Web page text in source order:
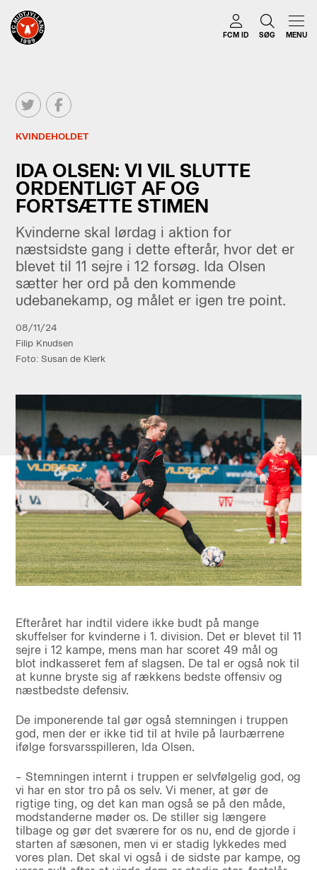
FCM ID SØG MENU
KVINDEHOLDET
IDA OLSEN: VI VIL SLUTTE
ORDENTLIGT AF OG
FORTSÆTTE STIMEN
Kvinderne skal lørdag i aktion for
næstsidste gang i dette efterår, hvor det er
blevet til 11 sejre i 12 forsøg. Ida Olsen
sætter her ord på den kommende
udebanekamp, og målet er igen tre point.
08/11/24
Filip Knudsen
Foto: Susan de Klerk
Efteråret har indtil videre ikke budt på mange
skuffelser for kvinderne i 1. division. Det er blevet til 11
sejre i 12 kampe, mens man har scoret 49 mål og
blot indkasseret fem af slagsen. De tal er også nok til
at kunne bryste sig af rækkens bedste offensiv og
næstbedste defensiv.
De imponerende tal gør også stemningen i truppen
god, men der er ikke tid til at hvile på laurbærrene
ifølge forsvarsspilleren, Ida Olsen.
– Stemningen internt i truppen er selvfølgelig god, og
vi har en stor tro på os selv. Vi mener, at gør de
rigtige ting, og det kan man også se på den måde,
modstanderne møder os. De stiller sig længere
tilbage og gør det sværere for os nu, end de gjorde i
starten af sæsonen, men vi er stadig lykkedes med
vores plan. Det skal vi også i de sidste par kampe, og